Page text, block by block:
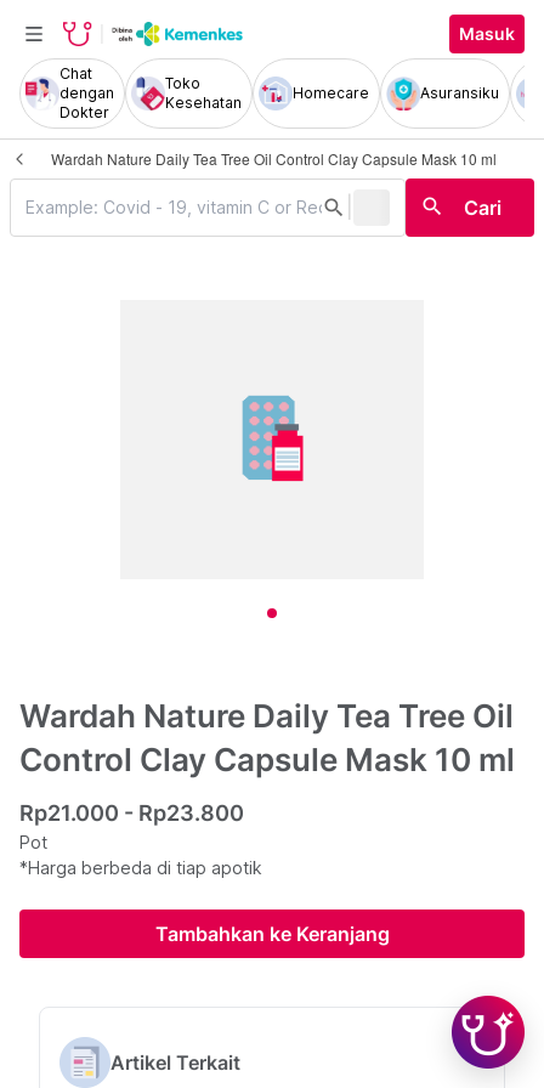
Masuk
Chat
dengan
Dokter
Toko
Kesehatan
Homecare Asuransiku
Wardah Nature Daily Tea Tree Oil Control Clay Capsule Mask 10 ml
search search Cari
Wardah Nature Daily Tea Tree Oil
Control Clay Capsule Mask 10 ml
Rp21.000 - Rp23.800
Pot
*Harga berbeda di tiap apotik
Tambahkan ke Keranjang
Artikel Terkait